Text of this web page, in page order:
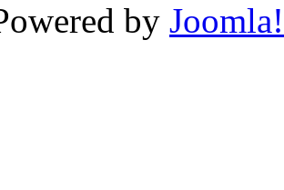
by Joomla!